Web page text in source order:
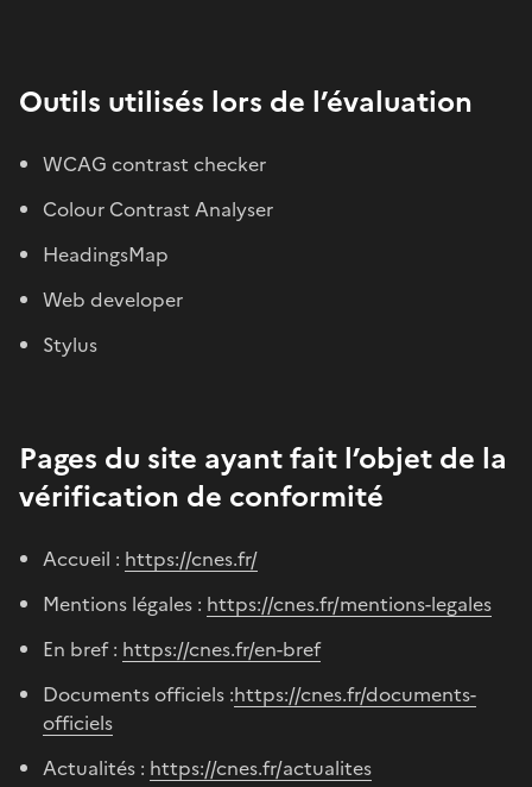
Outils utilisés lors de l’évaluation
WCAG contrast checker​
Colour Contrast Analyser
HeadingsMap​
Web developer​
Stylus
Pages du site ayant fait l’objet de la
vérification de conformité
Accueil : https://cnes.fr/
Mentions légales : https://cnes.fr/mentions-legales
En bref : https://cnes.fr/en-bref
Documents officiels :https://cnes.fr/documents-
officiels
Actualités : https://cnes.fr/actualites